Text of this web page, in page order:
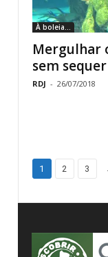
À boleia...
Mergulhar
sem
RDJ - 26/07/2018
1 2 3